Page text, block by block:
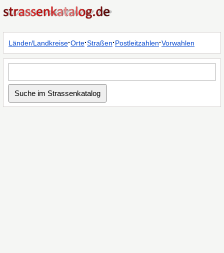
Länder/Landkreise·Orte·Straßen·Postleitzahlen·Vorwahlen